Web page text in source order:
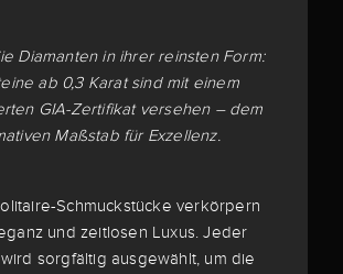
Diamanten in ihrer reinsten Form:
ab 0,3 Karat sind mit einem
GIA-Zertifikat versehen – dem
Maßstab für Exzellenz.
Schmuckstücke verkörpern
und zeitlosen Luxus. Jeder
sorgfältig ausgewählt, um die